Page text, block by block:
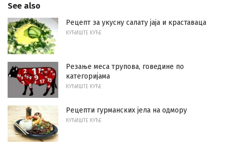
See also
Рецепт за укусну салату јаја и краставаца
КУЋИШТЕ КУЋЕ
Резање меса трупова, говедине по
категоријама
КУЋИШТЕ КУЋЕ
Рецепти гурманских јела на одмору
КУЋИШТЕ КУЋЕ